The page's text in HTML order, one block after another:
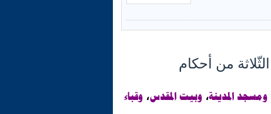
ومسجد المدينة، وبيت المقدس، وقباء